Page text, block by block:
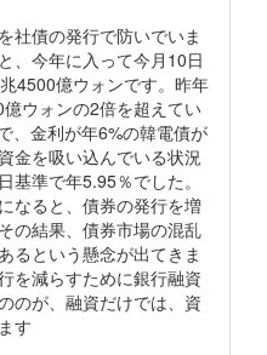
社債の発行で防いでいま
、今年に入って今月10日
4500億ウォンです。昨年
ウォンの2倍を超えてい
、金利が年6%の韓電債が
金を吸い込んでいる状況
基準で年5.95％でした。
なると、債券の発行を増
の結果、債券市場の混乱
るという懸念が出てきま
を減らすために銀行融資
のが、融資だけでは、資
す